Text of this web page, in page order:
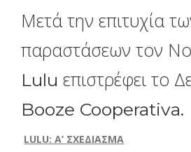
Μετά την επιτυχία
παραστάσεων τον
Lulu επιστρέφει το
Booze Cooperativa.
LULU: Α’ ΣΧΕΔΙΑΣΜΑ